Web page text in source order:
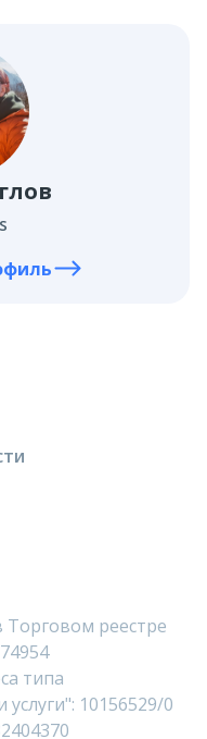
Торговом реестре
типа
10156529/0